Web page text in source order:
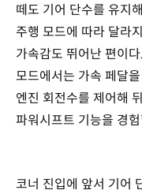
떼도 기어 단수를 유지
주행 모드에 따라 달라
가속감도 뛰어난 편이
모드에서는 가속 페달
엔진 회전수를 제어해
파워시프트 기능을 경
코너 진입에 앞서 기어